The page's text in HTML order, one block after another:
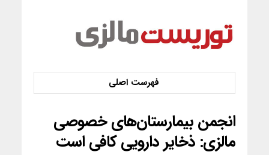
انجمن بیمارستان‌های خصوصی
مالزی: ذخایر دارویی کافی است